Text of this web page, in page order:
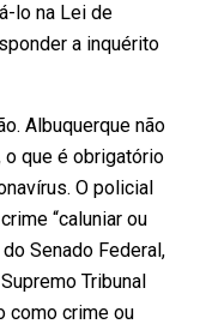
lo na Lei de
a inquérito
Albuquerque não
o que é obrigatório
O policial
“caluniar ou
Senado Federal,
Tribunal
como crime ou